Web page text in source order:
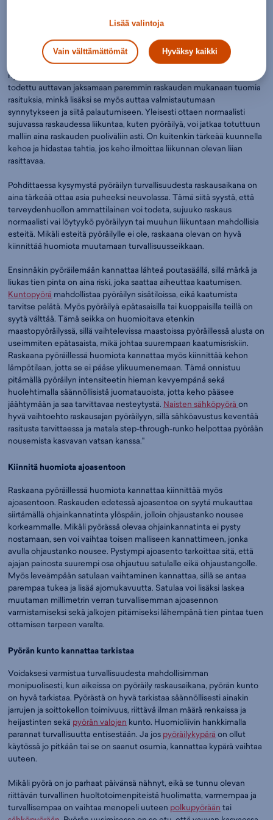
Tällaista on turvallinen pyöräily raskausaikana
Liikuntaa eri muodoissa suositellaan raskaana oleville, sillä se on
hyväksi sekä odottavan äidin että sikiön terveydelle. Liikunnan on
todettu auttavan jaksamaan paremmin raskauden mukanaan tuomia
rasituksia, minkä lisäksi se myös auttaa valmistautumaan
synnytykseen ja siitä palautumiseen. Yleisesti ottaen normaalisti
sujuvassa raskaudessa liikuntaa, kuten pyöräilyä, voi jatkaa totuttuun
malliin aina raskauden puoliväliin asti. On kuitenkin tärkeää kuunnella
kehoa ja hidastaa tahtia, jos keho ilmoittaa liikunnan olevan liian
rasittavaa.
Pohdittaessa kysymystä pyöräilyn turvallisuudesta raskausaikana on
aina tärkeää ottaa asia puheeksi neuvolassa. Tämä siitä syystä, että
terveydenhuollon ammattilainen voi todeta, sujuuko raskaus
normaalisti vai löytyykö pyöräilyyn tai muuhun liikuntaan mahdollisia
esteitä. Mikäli esteitä pyöräilylle ei ole, raskaana olevan on hyvä
kiinnittää huomiota muutamaan turvallisuusseikkaan.
Ensinnäkin pyöräilemään kannattaa lähteä poutasäällä, sillä märkä ja
liukas tien pinta on aina riski, joka saattaa aiheuttaa kaatumisen.
Kuntopyörä mahdollistaa pyöräilyn sisätiloissa, eikä kaatumista
tarvitse pelätä. Myös pyöräilyä epätasaisilla tai kuoppaisilla teillä on
syytä välttää. Tämä seikka on huomioitava etenkin
maastopyöräilyssä, sillä vaihtelevissa maastoissa pyöräillessä alusta on
useimmiten epätasaista, mikä johtaa suurempaan kaatumisriskiin.
Raskaana pyöräillessä huomiota kannattaa myös kiinnittää kehon
lämpötilaan, jotta se ei pääse ylikuumenemaan. Tämä onnistuu
pitämällä pyöräilyn intensiteetin hieman kevyempänä sekä
huolehtimalla säännöllisistä juomatauoista, jotta keho pääsee
jäähtymään ja saa tarvittavaa nesteytystä. Naisten sähköpyörä on
hyvä vaihtoehto raskausajan pyöräilyyn, sillä sähköavustus keventää
rasitusta tarvittaessa ja matala step-through-runko helpottaa pyörään
nousemista kasvavan vatsan kanssa."
Kiinnitä huomiota ajoasentoon
Raskaana pyöräillessä huomiota kannattaa kiinnittää myös
ajoasentoon. Raskauden edetessä ajoasentoa on syytä mukauttaa
siirtämällä ohjainkannatinta ylöspäin, jolloin ohjaustanko nousee
korkeammalle. Mikäli pyörässä olevaa ohjainkannatinta ei pysty
nostamaan, sen voi vaihtaa toisen malliseen kannattimeen, jonka
avulla ohjaustanko nousee. Pystympi ajoasento tarkoittaa sitä, että
ajajan painosta suurempi osa ohjautuu satulalle eikä ohjaustangolle.
Myös leveämpään satulaan vaihtaminen kannattaa, sillä se antaa
parempaa tukea ja lisää ajomukavuutta. Satulaa voi lisäksi laskea
muutaman millimetrin verran turvallisemman ajoasennon
varmistamiseksi sekä jalkojen pitämiseksi lähempänä tien pintaa tuen
ottamisen tarpeen varalta.
Pyörän kunto kannattaa tarkistaa
Voidaksesi varmistua turvallisuudesta mahdollisimman
monipuolisesti, kun aikeissa on pyöräily raskausaikana, pyörän kunto
on hyvä tarkistaa. Pyörästä on hyvä tarkistaa säännöllisesti ainakin
jarrujen ja soittokellon toimivuus, riittävä ilman määrä renkaissa ja
heijastinten sekä pyörän valojen kunto. Huomioliivin hankkimalla
parannat turvallisuutta entisestään. Ja jos pyöräilykypärä on ollut
käytössä jo pitkään tai se on saanut osumia, kannattaa kypärä vaihtaa
uuteen.
Mikäli pyörä on jo parhaat päivänsä nähnyt, eikä se tunnu olevan
riittävän turvallinen huoltotoimenpiteistä huolimatta, varmempaa ja
turvallisempaa on vaihtaa menopeli uuteen polkupyörään tai
Lisää valintoja
Vain välttämättömät Hyväksy kaikki